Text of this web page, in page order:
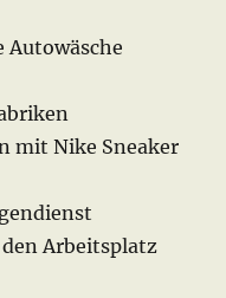
Autowäsche
mit Nike Sneaker
Arbeitsplatz